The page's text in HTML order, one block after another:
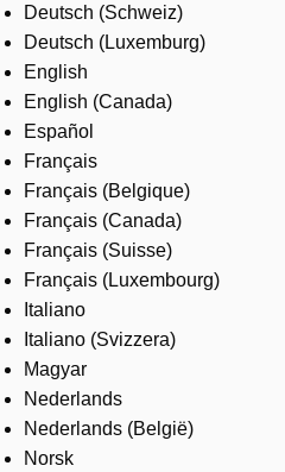
Where to buy
Contact us
Careers
Deutsch (Schweiz)
Deutsch (Luxemburg)
English
English (Canada)
Español
Français
Français (Belgique)
Français (Canada)
Français (Suisse)
Français (Luxembourg)
Italiano
Italiano (Svizzera)
Magyar
Nederlands
Nederlands (België)
Norsk